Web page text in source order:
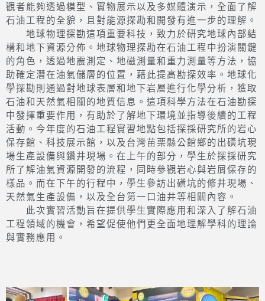
觀者能夠透過模型、實物展示以及多媒體演示，全面了解
石油工程的全貌，且對能源探勘和開發有進一步的理解。
地球物理探勘這項重要科技，致力於研究地球內部結
構和地下資源分佈。地球物理探勘在石油工程中扮演關鍵
的角色，透過地震測定、地磁測量和重力測量等方法，協
助確定潛在油氣儲層的位置，藉此提高勘探效率。地球化
學探勘則通過對地球表層和地下岩層進行化學分析，獲取
石油和天然氣相關的地質信息。這項科學方法在石油勘探
中發揮重要作用，有助於了解地下環境並指導後續的工程
活動。今年度的石油工程實習地點包括探採研究所的岩心
保存館、科技展示館，以及台灣苗栗縣公館鄉的出磺坑現
場生產設備與鑽井現場。在上午的部分，學生於探採研究
所了解油氣資源開發的流程，同時參觀岩心與岩屑保存的
樣品。而在下午的行程中，學生參訪出磺坑的修井現場、
天然氣生產設備，以及全台第一口油井等相關內容。
此次實習活動旨在提供學生實際應用和深入了解石油
工程領域的機會，希望促使他們更全面地理解學科的理論
與實務應用。